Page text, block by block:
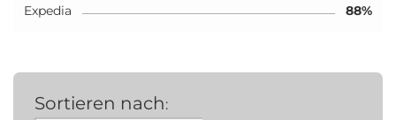
Expedia
88%
Sortieren nach: